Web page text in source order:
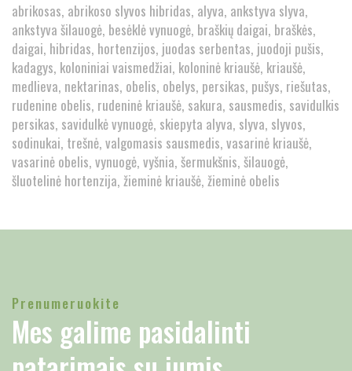
abrikosas abrikoso slyvos hibridas alyva ankstyva slyva
ankstyva šilauogė besėklė vynuogė braškių daigai braškės
daigai hibridas hortenzijos juodas serbentas juodoji pušis
kadagys koloniniai vaismedžiai koloninė kriaušė kriaušė
medlieva nektarinas obelis obelys persikas pušys riešutas
rudenine obelis rudeninė kriaušė sakura sausmedis savidulkis
persikas savidulkė vynuogė skiepyta alyva slyva slyvos
sodinukai trešnė valgomasis sausmedis vasarinė kriaušė
vasarinė obelis vynuogė vyšnia šermukšnis šilauogė
šluotelinė hortenzija žieminė kriaušė žieminė obelis
Prenumeruokite
Mes galime pasidalinti